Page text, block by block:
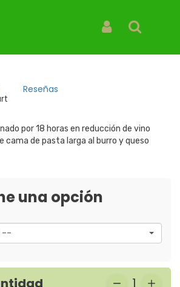
Parma
PARMA
Reseñas
por 18 horas en reducción de vino
cama de pasta larga al burro y queso
una opción
--
1